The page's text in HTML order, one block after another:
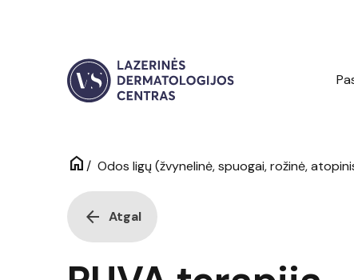
home/ Odos ligų (žvynelinė, spuogai, rožinė,
arrow_back Atgal